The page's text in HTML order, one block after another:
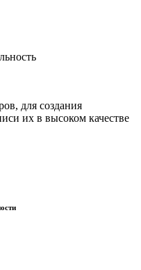
для создания
их в высоком качестве